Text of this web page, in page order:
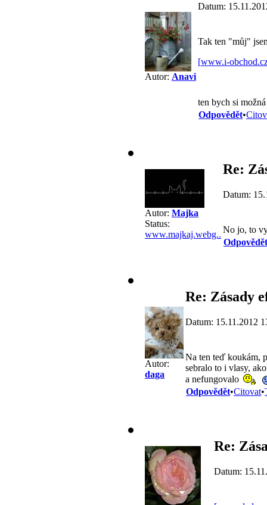
Autor: Anavi
Datum:
Tak ten "můj"
[www.i-
ten bych si
Odpovědět•
Autor: Majka
Status:
www.majkaj.webg..
Re:
Datum:
No jo, to
Odpovědět
Autor:
daga
Re: Zásady
Datum: 15.11.2012
Na ten teď koukám,
sebralo to i vlasy,
a nefungovalo
Odpovědět•Citovat•
Re:
Datum: